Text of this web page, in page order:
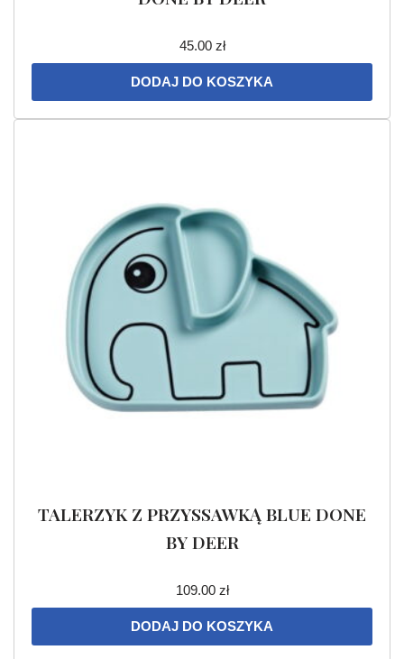
45.00 zł
DODAJ DO KOSZYKA
TALERZYK Z PRZYSSAWKĄ BLUE DONE
BY DEER
109.00 zł
DODAJ DO KOSZYKA